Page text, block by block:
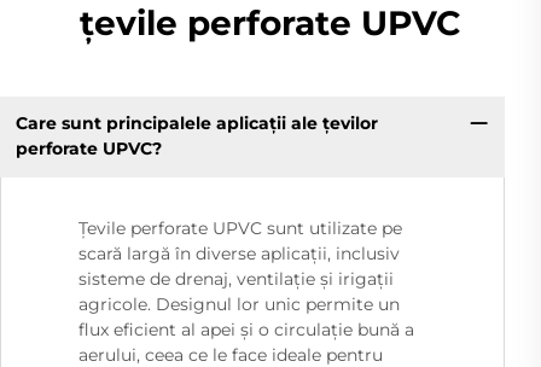
țevile perforate UPVC
Care sunt principalele aplicații ale țevilor
perforate UPVC?
Țevile perforate UPVC sunt utilizate pe
scară largă în diverse aplicații, inclusiv
sisteme de drenaj, ventilație și irigații
agricole. Designul lor unic permite un
flux eficient al apei și o circulație bună a
aerului, ceea ce le face ideale pentru